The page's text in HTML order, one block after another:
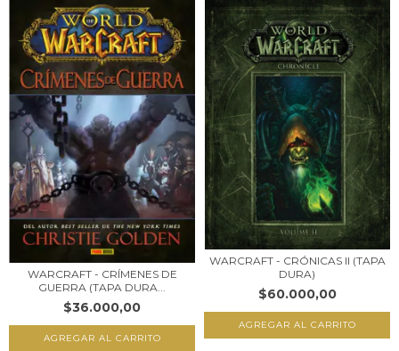
WARCRAFT - CRÍMENES DE
GUERRA (TAPA DURA...
$36.000,00
WARCRAFT - CRÓNICAS II (TAPA
DURA)
$60.000,00